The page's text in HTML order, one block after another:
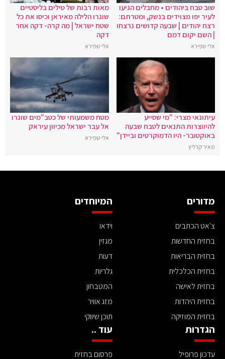
שוב טבח ביהודים • מחבלים הגיעו
לעיר יפו מצוידים בנשק, ומטרתם:
רצח יהודים | שבעה קדושים נרצחו
| השם יקום דמם
אלי שפירא
מאות רבות של טילים בליסטיים
שוגרו הלילה מאיראן וכיסו את כל
שטח ישראל | מה קרה- דקה אחר
דקה
אלי שפירא
עיתונאי מצרי: "מי שסייע
להיווצרות התנאים לטבח שבעה
באוקטובר- היו הדמוקרטים וביידן"
מאיר קרליץ
מטח משמעותי של כטב"מים שוגרו
אל עבר ישראל מכיוון עיראק
אלי שפירא
מדורים
צ'אט הכתבים
בחזית החדשות
בחזית הבריאות
בחזית הכלכלית
בחזית לאישה
בחזית היהדות
בחזית המוזיקה
המיוחדים
וידאו
מגזין
דעות
גלריות
המטבחון
מזג אוויר
תוכן שיווקי
הגדרות
עדכון פרופיל
עוד ..
פרסום בחזית